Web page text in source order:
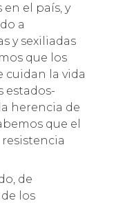
el país, y
a
y sexiliadas
que los
cuidan la vida
estados-
herencia de
que el
de
los